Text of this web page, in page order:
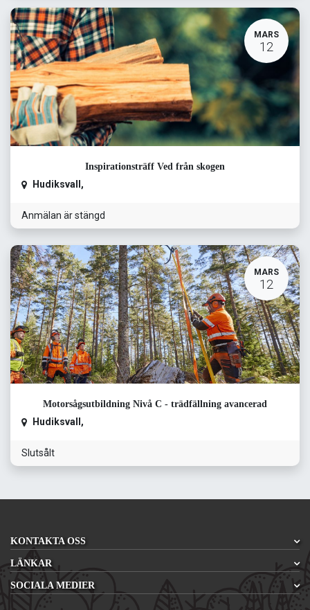
MARS
12
Inspirationsträff Ved från skogen
Hudiksvall ,
Anmälan är stängd
MARS
12
Motorsågsutbildning Nivå C - trädfällning avancerad
Hudiksvall ,
Slutsålt
KONTAKTA OSS
LÄNKAR
SOCIALA MEDIER